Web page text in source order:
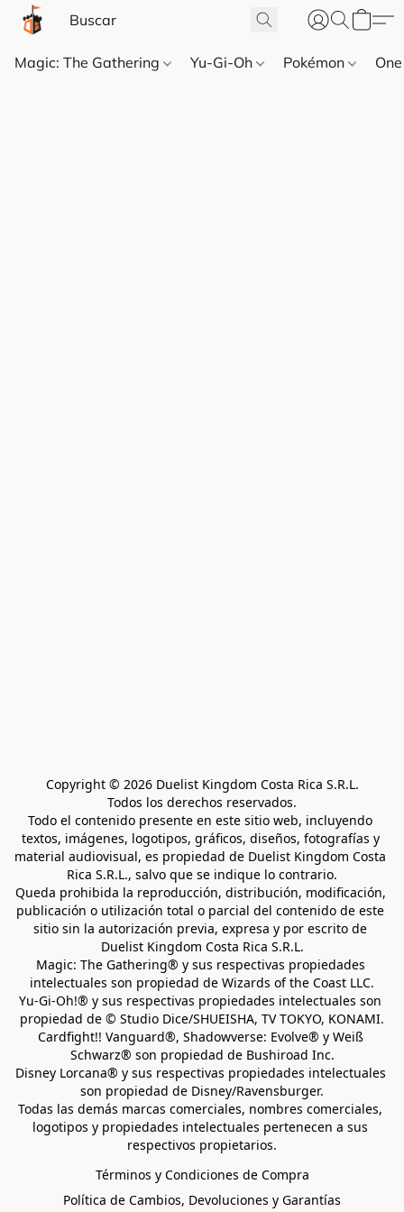
Magic: The Gathering Yu-Gi-Oh Pokémon
Copyright © 2026 Duelist Kingdom Costa Rica S.R.L.
Todos los derechos reservados.
Todo el contenido presente en este sitio web, incluyendo
textos, imágenes, logotipos, gráficos, diseños, fotografías y
material audiovisual, es propiedad de Duelist Kingdom Costa
Rica S.R.L., salvo que se indique lo contrario.
Queda prohibida la reproducción, distribución, modificación,
publicación o utilización total o parcial del contenido de este
sitio sin la autorización previa, expresa y por escrito de
Duelist Kingdom Costa Rica S.R.L.
Magic: The Gathering® y sus respectivas propiedades
intelectuales son propiedad de Wizards of the Coast LLC.
Yu-Gi-Oh!® y sus respectivas propiedades intelectuales son
propiedad de © Studio Dice/SHUEISHA, TV TOKYO, KONAMI.
Cardfight!! Vanguard®, Shadowverse: Evolve® y Weiß
Schwarz® son propiedad de Bushiroad Inc.
Disney Lorcana® y sus respectivas propiedades intelectuales
son propiedad de Disney/Ravensburger.
Todas las demás marcas comerciales, nombres comerciales,
logotipos y propiedades intelectuales pertenecen a sus
respectivos propietarios.
Términos y Condiciones de Compra
Política de Cambios, Devoluciones y Garantías